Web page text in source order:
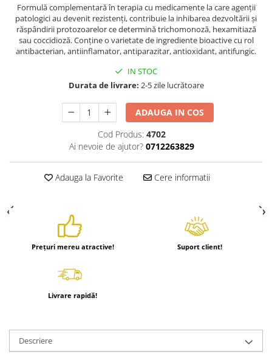
Formulă complementară în terapia cu medicamente la care agenţii
patologici au devenit rezistenţi, contribuie la inhibarea dezvoltării şi
răspândirii protozoarelor ce determină trichomonoză, hexamitiază
sau coccidioză. Conţine o varietate de ingrediente bioactive cu rol
antibacterian, antiinflamator, antiparazitar, antioxidant, antifungic.
IN STOC
Durata de livrare: 2-5 zile lucrătoare
ADAUGA IN COS
Cod Produs: 4702
Ai nevoie de ajutor? 0712263829
Adauga la Favorite Cere informatii
Prețuri mereu atractive! Suport client!
Livrare rapidă!
Descriere